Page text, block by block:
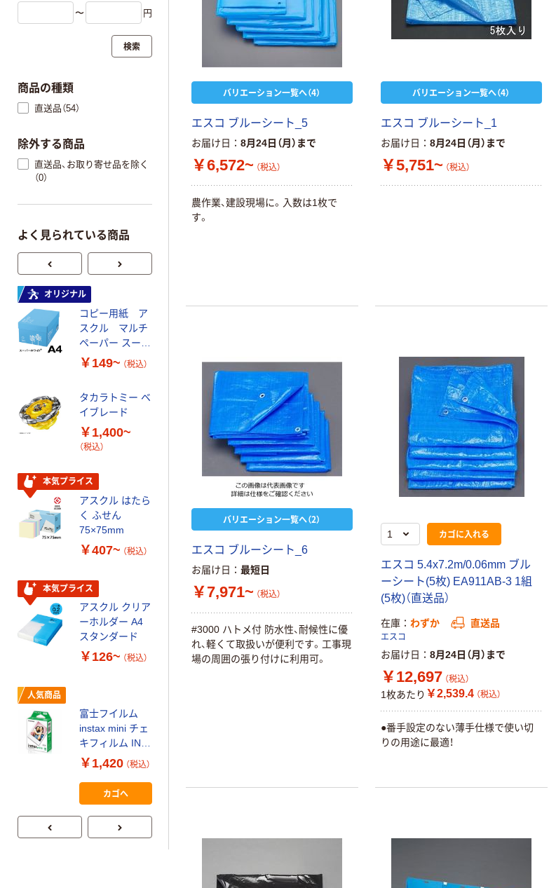
バリエーション一覧へ（4）
エスコ ブルーシート_5
お届け日 8月24日（月）まで
￥6,572~ （税込）
農作業、建設現場に。入数は1枚で
す。
バリエーション一覧へ（4）
エスコ ブルーシート_1
お届け日 8月24日（月）まで
￥5,751~ （税込）
バリエーション一覧へ（2）
エスコ ブルーシート_6
お届け日 最短日
￥7,971~ （税込）
#3000 ハトメ付 防水性、耐候性に優
れ、軽くて取扱いが便利です。工事現
場の周囲の張り付けに利用可。
カゴに入れる
エスコ 5.4x7.2m/0.06mm ブル
ーシート(5枚) EA911AB-3 1組
(5枚)（直送品）
在庫 わずか 直送品
エスコ
お届け日 8月24日（月）まで
￥12,697 （税込）
1枚あたり ￥2,539.4 （税込）
●番手設定のない薄手仕様で使い切
りの用途に最適！
〜 円
検索
商品の種類
直送品（54）
除外する商品
直送品、お取り寄せ品を除く
（0）
よく見られている商品
オリジナル
コピー用紙 ア
スクル マルチ
ペーパー スーパ
ーホワイト+
￥149~ （税込）
タカラトミー ベ
イブレード
￥1,400~
（税込）
本気プライス
アスクル はたら
く ふせん
75×75mm
￥407~ （税込）
本気プライス
アスクル クリア
ーホルダー A4
スタンダード
￥126~ （税込）
人気商品
富士フイルム
instax mini チェ
キフィルム INS
MINI JP1 1パッ
ク（10枚入り）
￥1,420 （税込）
カゴへ
オマス素材10％
配合
￥616~ （税込）
オリジナル
乾電池 単3
形 アルカリ乾
電池 北欧パッ
ケージ アスク
ルオリジナル
￥140~ （税込）
本気プライス
ティッシュペー
150組 5箱入 ア
スクル スマート
コンパクト ビ
ビッド PEFC認
証
￥328~
オリジナル
コピー用紙 マ
ルチペーパー
スーパーエコノ
￥145~ （税込）
￥386~ （税込）
トイレットペー
パー ダブル60
ｍ 再生紙
100% 6ロール
リサイクル100
芯あり FSC認
￥460~ （税込）
オリジナル
乾電池 単4
形 アルカリ乾
ケージ アスク
ルオリジナル
￥140~ （税込）
オリジナル
アスクルオリジ
ナル ラミネー
トフィルム A4
サイズ
100μ（ミクロン）
￥458~ （税込）
本気プライス
ペーパータオル
￥149~ （税込）
オリジナル
衛
ー
本気プライス